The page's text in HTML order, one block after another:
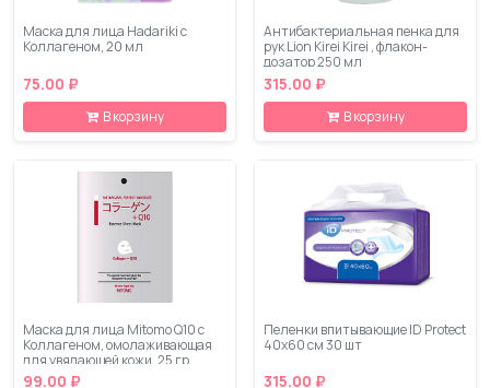
Маска для лица Hadariki с
Коллагеном, 20 мл
75.00 ₽
В корзину
Антибактериальная пенка для
рук Lion Kirei Kirei , флакон-
дозатор 250 мл
315.00 ₽
В корзину
Маска для лица Mitomo Q10 c
Коллагеном, омолаживающая
для увядающей кожи, 25 гр
99.00 ₽
Пеленки впитывающие ID Protect
40х60 см 30 шт
315.00 ₽